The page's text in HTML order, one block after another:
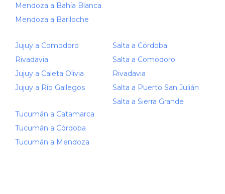
Mendoza a Bahía Blanca
Mendoza a Bariloche
Jujuy a Comodoro
Rivadavia
Jujuy a Caleta Olivia
Jujuy a Río Gallegos
Tucumán a Catamarca
Tucumán a Córdoba
Tucumán a Mendoza
Salta a Córdoba
Salta a Comodoro
Rivadavia
Salta a Puerto San Julián
Salta a Sierra Grande